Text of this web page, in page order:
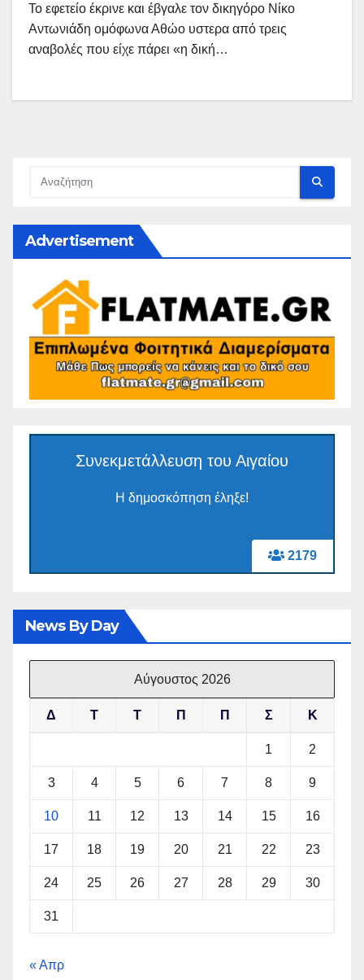
Το εφετείο έκρινε και έβγαλε τον δικηγόρο Νίκο
Αντωνιάδη ομόφωνα Αθώο υστερα από τρεις
αναβολές που είχε πάρει «η δική…
Advertisement
2179
Συνεκμετάλλευση του Αιγαίου
Η δημοσκόπηση έληξε!
News By Day
Αύγουστος 2026
Δ Τ Τ Π Π Σ Κ
1 2
3 4 5 6 7 8 9
10 11 12 13 14 15 16
17 18 19 20 21 22 23
24 25 26 27 28 29 30
31
« Απρ